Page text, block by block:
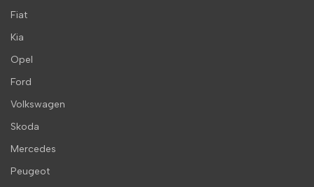
Fiat
Kia
Opel
Ford
Volkswagen
Skoda
Mercedes
Peugeot